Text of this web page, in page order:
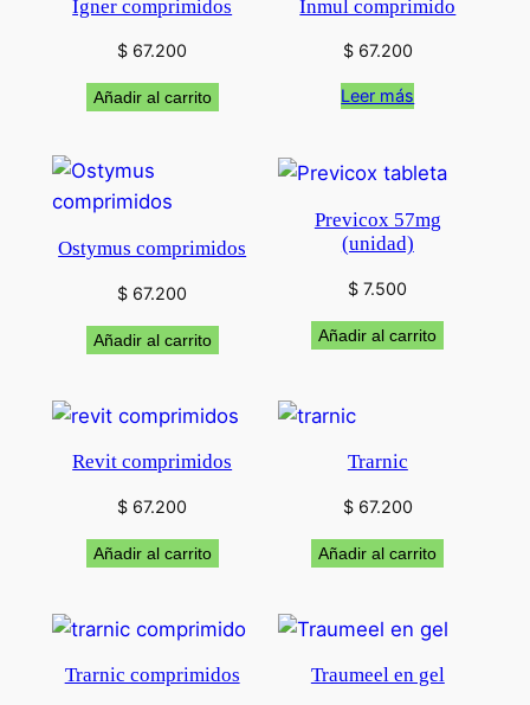
Igner comprimidos
$ 67.200
Añadir al carrito
Inmul comprimido
$67.200
Leer más
Ostymus comprimidos
$ 67.200
Añadir al carrito
Previcox 57mg
(unidad)
$ 7.500
Añadir al carrito
Revit comprimidos
$ 67.200
Añadir al carrito
Trarnic
$67.200
Añadir al carrito
Trarnic comprimidos Traumeel en gel